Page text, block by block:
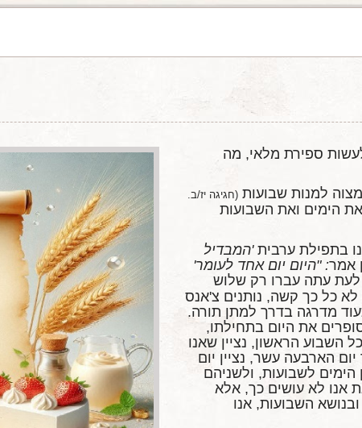
ספירת מלאי, מה
למנות שבועות (חגיגה יז/ב.
הימים ואת השבועות
בתפילת ערבית'המבדיל
אמר: "היום יום אחד לעומר'
עתה עברו רק שלוש
כל כך קשה, נותנים צ'אנס
מדרגה בדרך למתן תורה.
את היום בתחילתו,
הראשון, נציין שאנו
הארבעה עשר, נציין יום
הימים לשבועות, ולשניהם
אנו לא עושים כך, אלא
השבועות, אנו